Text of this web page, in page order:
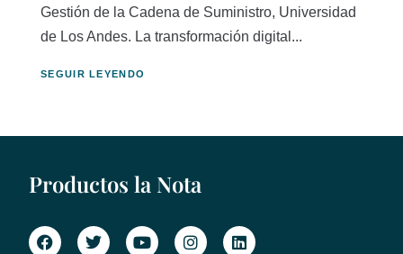
Gestión de la Cadena de Suministro, Universidad
de Los Andes. La transformación digital...
SEGUIR LEYENDO
Productos la Nota